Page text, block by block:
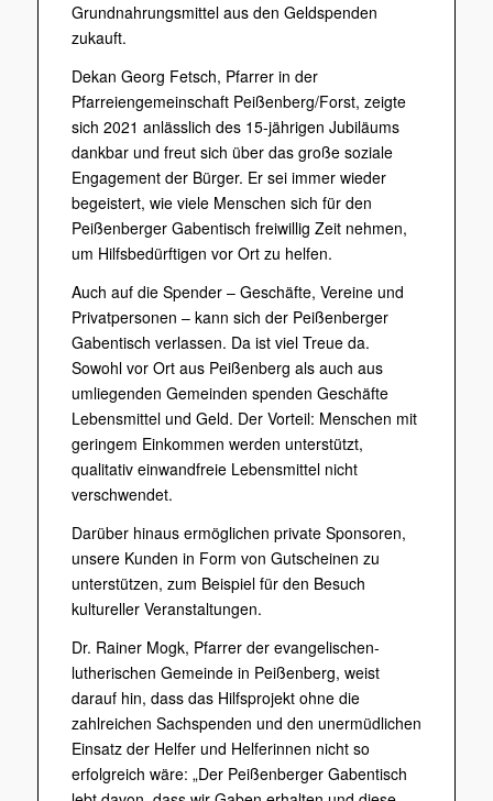
Grundnahrungsmittel aus den Geldspenden
zukauft.
Dekan Georg Fetsch, Pfarrer in der
Pfarreiengemeinschaft Peißenberg/Forst, zeigte
sich 2021 anlässlich des 15-jährigen Jubiläums
dankbar und freut sich über das große soziale
Engagement der Bürger. Er sei immer wieder
begeistert, wie viele Menschen sich für den
Peißenberger Gabentisch freiwillig Zeit nehmen,
um Hilfsbedürftigen vor Ort zu helfen.
Auch auf die Spender – Geschäfte, Vereine und
Privatpersonen – kann sich der Peißenberger
Gabentisch verlassen. Da ist viel Treue da.
Sowohl vor Ort aus Peißenberg als auch aus
umliegenden Gemeinden spenden Geschäfte
Lebensmittel und Geld. Der Vorteil: Menschen mit
geringem Einkommen werden unterstützt,
qualitativ einwandfreie Lebensmittel nicht
verschwendet.
Darüber hinaus ermöglichen private Sponsoren,
unsere Kunden in Form von Gutscheinen zu
unterstützen, zum Beispiel für den Besuch
kultureller Veranstaltungen.
Dr. Rainer Mogk, Pfarrer der evangelischen-
lutherischen Gemeinde in Peißenberg, weist
darauf hin, dass das Hilfsprojekt ohne die
zahlreichen Sachspenden und den unermüdlichen
Einsatz der Helfer und Helferinnen nicht so
erfolgreich wäre: „Der Peißenberger Gabentisch